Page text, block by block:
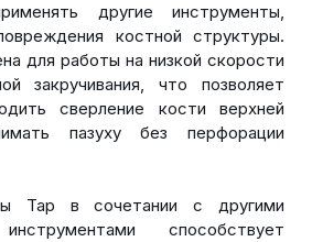
другие инструменты,
костной структуры.
для работы на низкой скорости
закручивания, что позволяет
сверление кости верхней
пазуху без перфорации
Tap в сочетании с другими
способствует